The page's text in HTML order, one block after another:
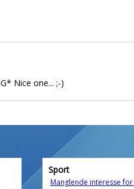
Nice one... ;-)
Sport
Manglende interesse for